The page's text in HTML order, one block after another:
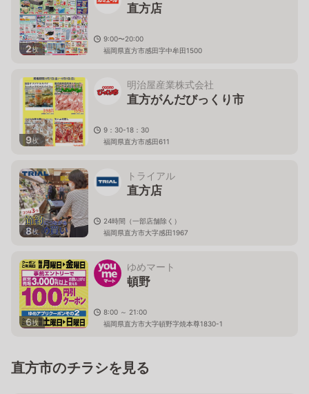
2枚
直方店
9:00〜20:00
福岡県直方市感田字中牟田1500
9枚
明治屋産業株式会社
直方がんだびっくり市
9：30-18：30
福岡県直方市感田611
8枚
トライアル
直方店
24時間（一部店舗除く）
福岡県直方市大字感田1967
6枚
ゆめマート
頓野
8:00 ～ 21:00
福岡県直方市大字頓野字焼本尊1830-1
直方市のチラシを見る